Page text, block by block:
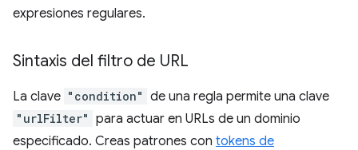
expresiones regulares.
Sintaxis del filtro de URL
La clave "condition" de una regla permite una clave
"urlFilter" para actuar en URLs de un dominio
especificado. Creas patrones con tokens de